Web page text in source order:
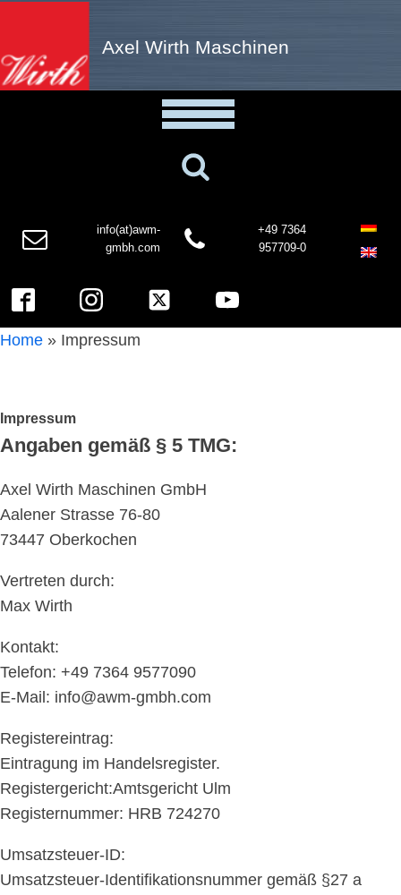
Axel Wirth Maschinen
info(at)awm-
gmbh.com
+49 7364
957709-0
Home » Impressum
Impressum
Angaben gemäß § 5 TMG:
Axel Wirth Maschinen GmbH
Aalener Strasse 76-80
73447 Oberkochen
Vertreten durch:
Max Wirth
Kontakt:
Telefon: +49 7364 9577090
E-Mail: info@awm-gmbh.com
Registereintrag:
Eintragung im Handelsregister.
Registergericht:Amtsgericht Ulm
Registernummer: HRB 724270
Umsatzsteuer-ID:
Umsatzsteuer-Identifikationsnummer gemäß §27 a